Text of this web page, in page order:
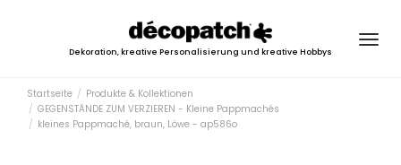
Dekoration, kreative Personalisierung und kreative Hobbys
Startseite
Produkte & Kollektionen
GEGENSTÄNDE ZUM VERZIEREN - Kleine Pappmachés
kleines Pappmaché, braun, Löwe - ap586o